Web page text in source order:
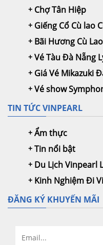
Chợ Tân Hiệp
Giếng Cổ Cù lao
Bãi Hương Cù
Vé Tàu Đà Nẵng
Giá Vé Mikazuki
Vé show
TIN TỨC VINPEARL
Ẩm thực
Tin nổi bật
Du Lịch Vinpearl
Kinh Nghiệm Đi
ĐĂNG KÝ KHUYẾN MÃI